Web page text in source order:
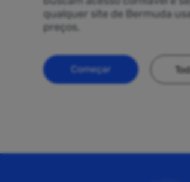
qualquer site de Bermuda
preços.
Começar